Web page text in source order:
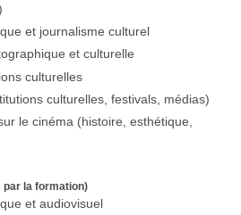
et journalisme culturel
et culturelle
culturelles
culturelles, festivals, médias)
le cinéma (histoire, esthétique,
la formation)
et audiovisuel